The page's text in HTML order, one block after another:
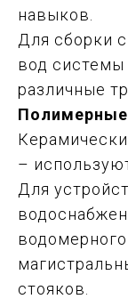
навыков.
Для сборки
вод системы
различные
Полимерные
–
Для
стояков.